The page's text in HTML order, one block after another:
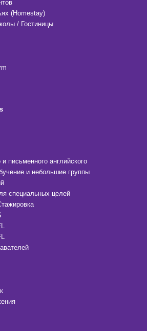
(Homestay)
/ Гостиницы
и письменного английского
и небольшие группы
специальных целей